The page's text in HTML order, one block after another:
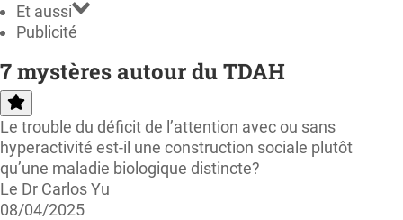
Et aussi
Publicité
7 mystères autour du TDAH
Le trouble du déficit de l’attention avec ou sans
hyperactivité est-il une construction sociale plutôt
qu’une maladie biologique distincte?
Le Dr Carlos Yu
08/04/2025